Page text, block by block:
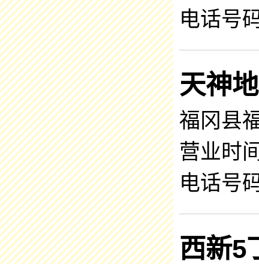
电话号
天神
福冈县
营业时
电话号
西新5